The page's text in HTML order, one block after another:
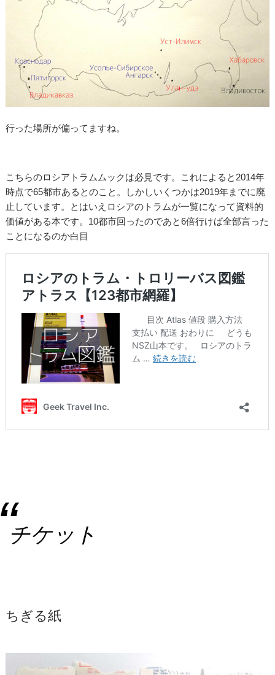
行った場所が偏ってますね。
こちらのロシアトラムムックは必見です。これによると2014年
時点で65都市あるとのこと。しかしいくつかは2019年までに廃
止しています。とはいえロシアのトラムが一覧になって資料的
価値がある本です。10都市回ったのであと6倍行けば全部言った
ことになるのか白目
チケット
ちぎる紙